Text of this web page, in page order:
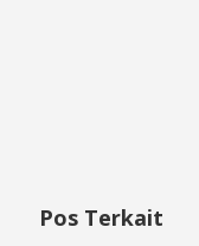
Pos Terkait